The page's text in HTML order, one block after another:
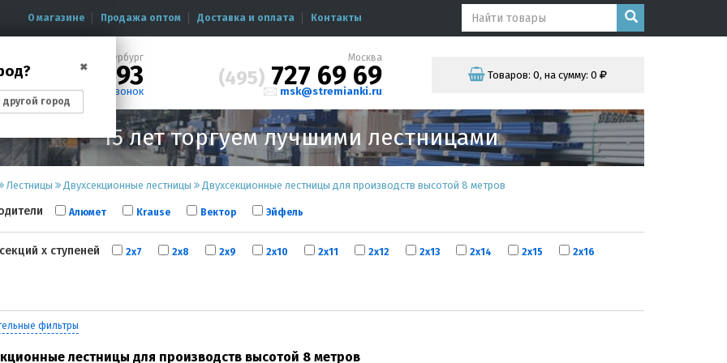
✖
город
О магазине Продажа оптом Доставка и оплата Контакты
Санкт-Петербург
200 87 93
заказать звонок
Москва
(495) 727 69 69
msk@stremianki.ru
Товаров:0, на сумму:0
15 лет торгуем лучшими лестницами
Лестницы Двухсекционные лестницы Двухсекционные лестницы для производств высотой 8 метров
Алюмет Krause Вектор Эйфель
х ступеней 2х7 2х8 2х9 2х10 2х11 2х12 2х13 2х14 2х15 2х16
фильтры
лестницы для производств высотой 8 метров